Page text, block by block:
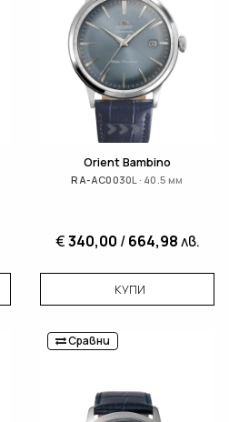
Orient Bambino
RA-AC0030L · 40.5 мм
€340,00 /664,98лв.
КУПИ
Сравни